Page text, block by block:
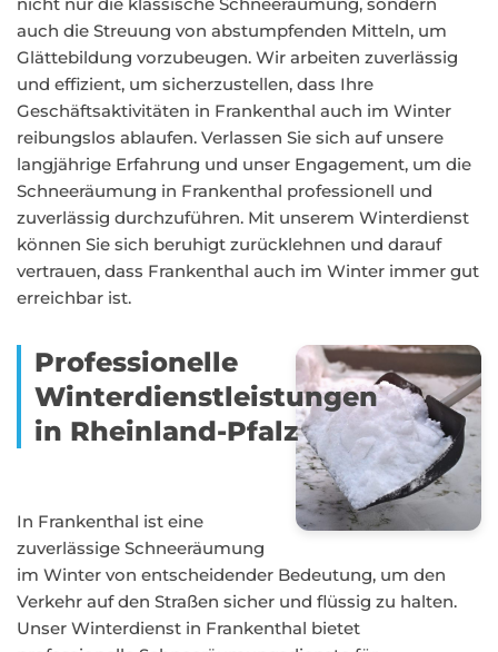
auch die Streuung von abstumpfenden Mitteln, um
Glättebildung vorzubeugen. Wir arbeiten zuverlässig
und effizient, um sicherzustellen, dass Ihre
Geschäftsaktivitäten in Frankenthal auch im Winter
reibungslos ablaufen. Verlassen Sie sich auf unsere
langjährige Erfahrung und unser Engagement, um die
Schneeräumung in Frankenthal professionell und
zuverlässig durchzuführen. Mit unserem Winterdienst
können Sie sich beruhigt zurücklehnen und darauf
vertrauen, dass Frankenthal auch im Winter immer gut
erreichbar ist.
Professionelle
Winterdienstleistungen
in Rheinland-Pfalz
In Frankenthal ist eine
zuverlässige Schneeräumung
im Winter von entscheidender Bedeutung, um den
Verkehr auf den Straßen sicher und flüssig zu halten.
Unser Winterdienst in Frankenthal bietet